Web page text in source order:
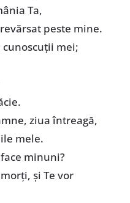
Ta,
peste mine.
mei;
ziua întreagă,
mele.
minuni?
și Te vor